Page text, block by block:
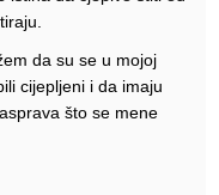
da su se u mojoj
cijepljeni i da imaju
što se mene